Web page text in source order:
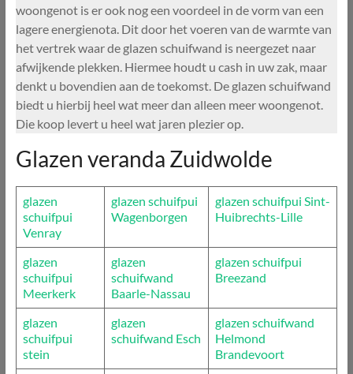
woongenot is er ook nog een voordeel in de vorm van een
lagere energienota. Dit door het voeren van de warmte van
het vertrek waar de glazen schuifwand is neergezet naar
afwijkende plekken. Hiermee houdt u cash in uw zak, maar
denkt u bovendien aan de toekomst. De glazen schuifwand
biedt u hierbij heel wat meer dan alleen meer woongenot.
Die koop levert u heel wat jaren plezier op.
Glazen veranda Zuidwolde
glazen
schuifpui
Venray
glazen schuifpui
Wagenborgen
glazen schuifpui Sint-
Huibrechts-Lille
glazen
schuifpui
Meerkerk
glazen
schuifwand
Baarle-Nassau
glazen schuifpui
Breezand
glazen
schuifpui
stein
glazen
schuifwand Esch
glazen schuifwand
Helmond
Brandevoort